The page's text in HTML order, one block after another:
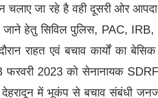
जा रहे है वही दूसरी ओर
हेतु सिविल पुलिस, PAC, IRB,
राहत एवं बचाव कार्यों का
2023 को सेनानायक SDRF
में भूकंप से बचाव संबंधी